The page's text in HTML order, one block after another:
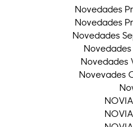
Novedades
Novedades
Novedades
Novedades
Novevades